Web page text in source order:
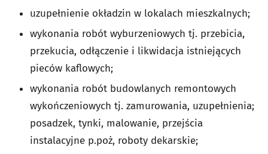
uzupełnienie okładzin w lokalach mieszkalnych;
wykonania robót wyburzeniowych tj. przebicia,
przekucia, odłączenie i likwidacja istniejących
pieców kaflowych;
wykonania robót budowlanych remontowych
wykończeniowych tj. zamurowania, uzupełnienia;
posadzek, tynki, malowanie, przejścia
instalacyjne p.poż, roboty dekarskie;